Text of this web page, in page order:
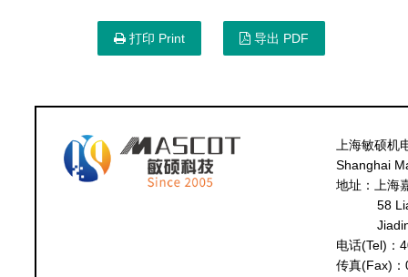
打印 Print 导出 PDF
上海敏硕机
Shanghai
地址：上海
58
电话(Tel)：
传真(Fax)